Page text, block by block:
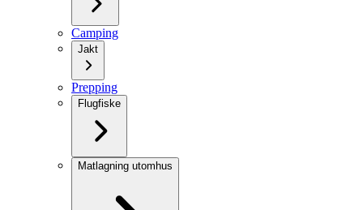
Camping
Jakt
Prepping
Flugfiske
Matlagning utomhus